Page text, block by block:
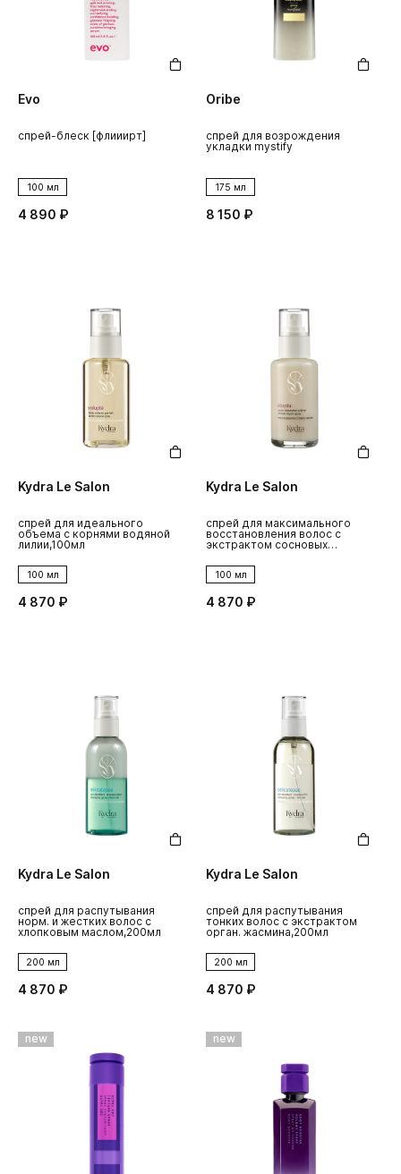
Evo
спрей-блеск [флииирт]
100 мл
4 890 ₽
Oribe
спрей для возрождения
укладки mystify
175 мл
8 150 ₽
Kydra Le Salon
спрей для идеального
объема с корнями водяной
лилии,100мл
100 мл
4 870 ₽
Kydra Le Salon
спрей для максимального
восстановления волос с
экстрактом сосновых
100 мл
4 870 ₽
Kydra Le Salon
спрей для распутывания
норм. и жестких волос с
хлопковым маслом,200мл
200 мл
4 870 ₽
Kydra Le Salon
спрей для распутывания
тонких волос с экстрактом
орган. жасмина,200мл
200 мл
4 870 ₽
new new